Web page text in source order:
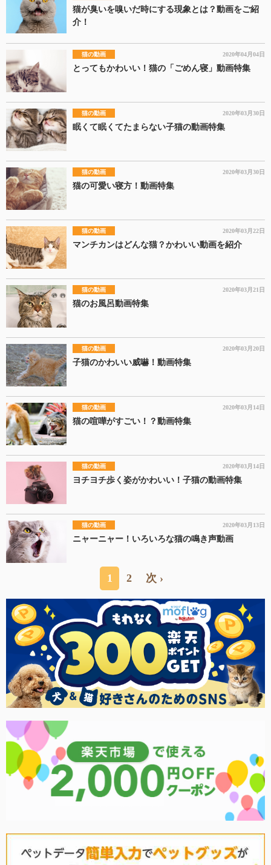
猫が臭いを嗅いだ時にする現象とは？動画をご紹
介！
猫の動画 2020年04月04日
とってもかわいい！猫の「ごめん寝」動画特集
猫の動画 2020年03月30日
眠くて眠くてたまらない子猫の動画特集
猫の動画 2020年03月30日
猫の可愛い寝方！動画特集
猫の動画 2020年03月22日
マンチカンはどんな猫？かわいい動画を紹介
猫の動画 2020年03月21日
猫のお風呂動画特集
猫の動画 2020年03月20日
子猫のかわいい威嚇！動画特集
猫の動画 2020年03月14日
猫の喧嘩がすごい！？動画特集
猫の動画 2020年03月14日
ヨチヨチ歩く姿がかわいい！子猫の動画特集
猫の動画 2020年03月13日
ニャーニャー！いろいろな猫の鳴き声動画
1 2 次 ›